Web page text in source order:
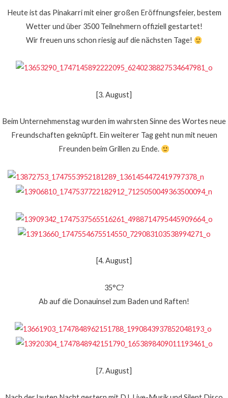
Heute ist das Pinakarri mit einer großen Eröffnungsfeier, bestem
Wetter und über 3500 Teilnehmern offiziell gestartet!
Wir freuen uns schon riesig auf die nächsten Tage!
[3. August]
Beim Unternehmenstag wurden im wahrsten Sinne des Wortes neue
Freundschaften geknüpft. Ein weiterer Tag geht nun mit neuen
Freunden beim Grillen zu Ende.
[4. August]
35°C?
Ab auf die Donauinsel zum Baden und Raften!
[7. August]